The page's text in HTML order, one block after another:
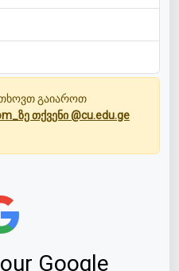
გაიაროთ
თქვენი @cu.edu.ge